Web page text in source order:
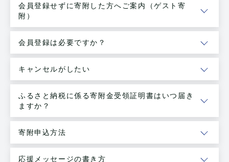
会員登録せずに寄附した方へご案内（ゲスト寄
附）
会員登録は必要ですか？
キャンセルがしたい
ふるさと納税に係る寄附金受領証明書はいつ届き
ますか？
寄附申込方法
応援メッセージの書き方